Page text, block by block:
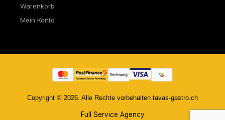
Warenkorb
Mein Konto
Copyright © 2026. Alle Rechte vorbehalten tavas-gastro.ch
Full Service Agency